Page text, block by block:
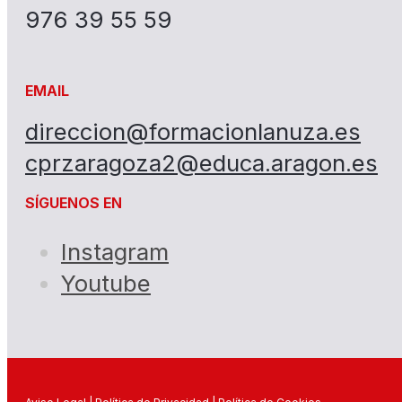
976 39 55 59
EMAIL
direccion@formacionlanuza.es
cprzaragoza2@educa.aragon.es
SÍGUENOS EN
Instagram
Youtube